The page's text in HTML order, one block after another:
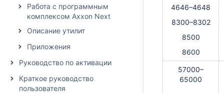
Работа с программным
комплексом Axxon Next
Описание утилит
Приложения
Руководство по активации
Краткое руководство
пользователя
4646–4648
8300–8302
8500
8600
57000–
65000